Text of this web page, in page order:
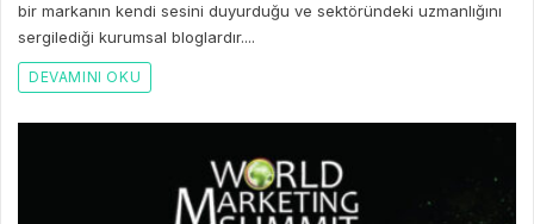
bir markanın kendi sesini duyurduğu ve sektöründeki uzmanlığını
sergilediği kurumsal bloglardır....
DEVAMINI OKU